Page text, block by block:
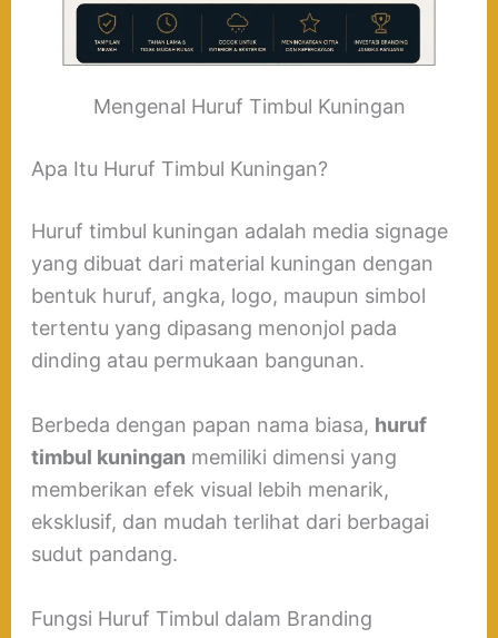
Mengenal Huruf Timbul Kuningan
Apa Itu Huruf Timbul Kuningan?
Huruf timbul kuningan adalah media signage
yang dibuat dari material kuningan dengan
bentuk huruf, angka, logo, maupun simbol
tertentu yang dipasang menonjol pada
dinding atau permukaan bangunan.
Berbeda dengan papan nama biasa, huruf
timbul kuningan memiliki dimensi yang
memberikan efek visual lebih menarik,
eksklusif, dan mudah terlihat dari berbagai
sudut pandang.
Fungsi Huruf Timbul dalam Branding